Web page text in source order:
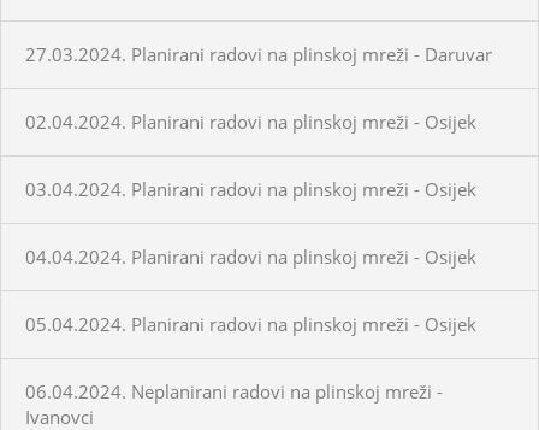
27.03.2024. Planirani radovi na plinskoj mreži - Daruvar
02.04.2024. Planirani radovi na plinskoj mreži - Osijek
03.04.2024. Planirani radovi na plinskoj mreži - Osijek
04.04.2024. Planirani radovi na plinskoj mreži - Osijek
05.04.2024. Planirani radovi na plinskoj mreži - Osijek
06.04.2024. Neplanirani radovi na plinskoj mreži -
Ivanovci